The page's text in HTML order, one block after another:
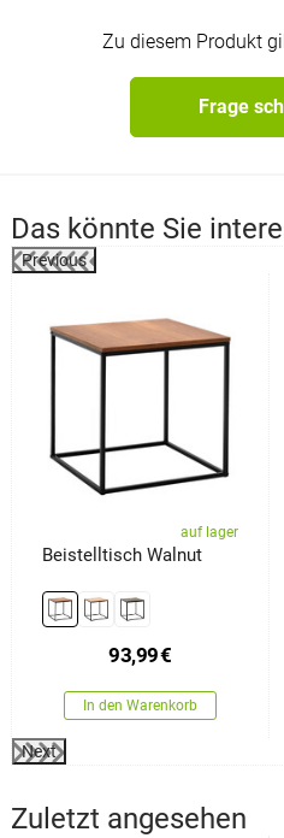
Zu diesem Produkt
Frage
Das könnte Sie
Previous
auf lager
Beistelltisch Walnut
93,99€
In den Warenkorb
Next
Zuletzt angesehen